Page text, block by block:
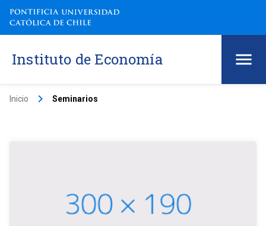
Instituto de Economía
Inicio keyboard_arrow_right Seminarios